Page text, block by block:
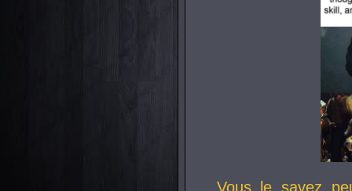
Vous le savez